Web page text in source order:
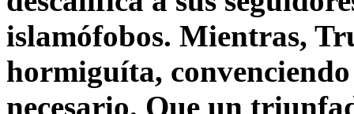
islamófobos. Mientras,
hormiguíta,
necesario. Que un